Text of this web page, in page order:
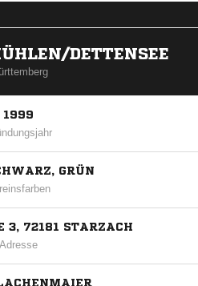
DETTENSEE
1999
GRÜN
3, 72181 STARZACH
Adresse